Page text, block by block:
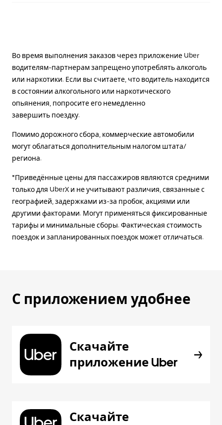
Во время выполнения заказов через приложение Uber
водителям-партнерам запрещено употреблять алкоголь
или наркотики. Если вы считаете, что водитель находится
в состоянии алкогольного или наркотического
опьянения, попросите его немедленно
завершить поездку.
Помимо дорожного сбора, коммерческие автомобили
могут облагаться дополнительным налогом штата/
региона.
*Приведённые цены для пассажиров являются средними
только для UberX и не учитывают различия, связанные с
географией, задержками из-за пробок, акциями или
другими факторами. Могут применяться фиксированные
тарифы и минимальные сборы. Фактическая стоимость
поездок и запланированных поездок может отличаться.
С приложением удобнее
Скачайте
приложение Uber
Скачайте